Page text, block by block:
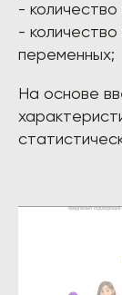
- количество
- количество
переменных;
На основе